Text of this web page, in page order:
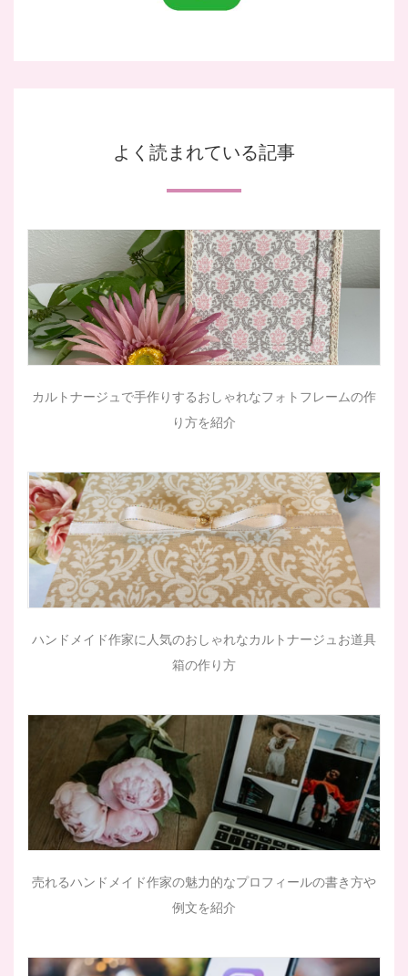
よく読まれている記事
カルトナージュで手作りするおしゃれなフォトフレームの作
り方を紹介
ハンドメイド作家に人気のおしゃれなカルトナージュお道具
箱の作り方
売れるハンドメイド作家の魅力的なプロフィールの書き方や
例文を紹介